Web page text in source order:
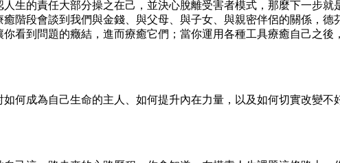
的責任大部分操之在己，並決心脫離受害者模式，那麼下一步就
階段會談到我們與金錢、與父母、與子女、與親密伴侶的關係，德
看到問題的癥結，進而療癒它們；當你運用各種工具療癒自己之後，
成為自己生命的主人、如何提升內在力量，以及如何切實改變不